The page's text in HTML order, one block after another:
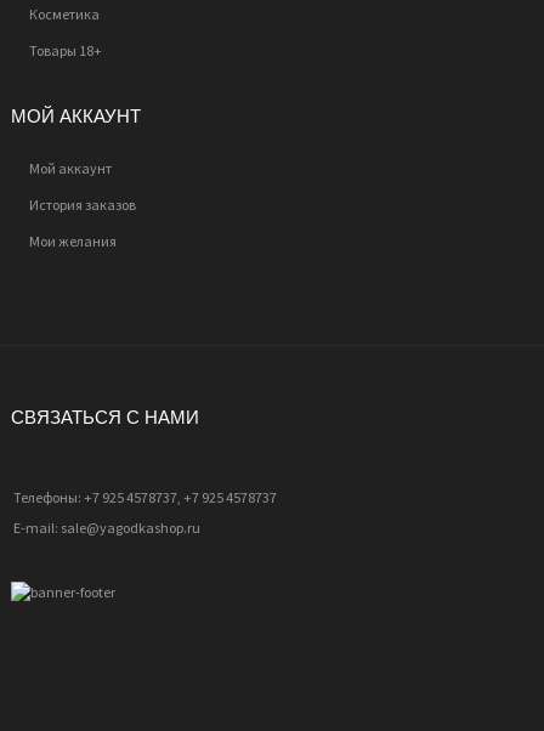
Косметика
Товары 18+
МОЙ АККАУНТ
Мой аккаунт
История заказов
Мои желания
СВЯЗАТЬСЯ С НАМИ
Телефоны: +7 925 4578737, +7 925 4578737
E-mail: sale@yagodkashop.ru